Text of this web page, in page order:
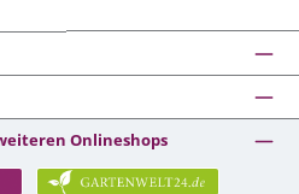
Onlineshops